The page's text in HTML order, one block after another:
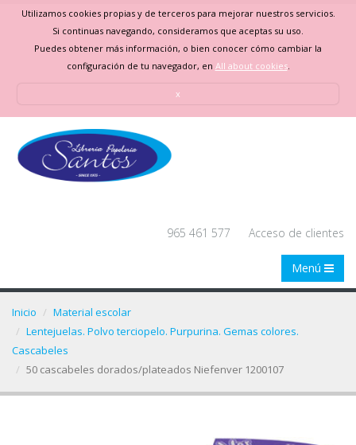
Utilizamos cookies propias y de terceros para mejorar nuestros servicios.
Si continuas navegando, consideramos que aceptas su uso.
Puedes obtener más información, o bien conocer cómo cambiar la
configuración de tu navegador, en All about cookies.
x
965 461 577 Acceso de clientes
Menú
Inicio
Material escolar
Lentejuelas. Polvo terciopelo. Purpurina. Gemas colores.
Cascabeles
50 cascabeles dorados/plateados Niefenver 1200107